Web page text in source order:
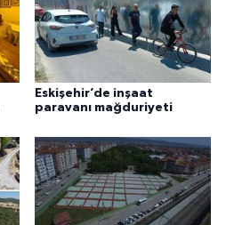
Eskişehir’de inşaat
paravanı mağduriyeti